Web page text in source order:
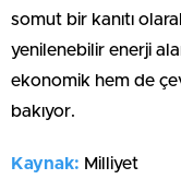
somut bir kanıtı
yenilenebilir enerji
ekonomik hem de
bakıyor.
Kaynak: Milliyet